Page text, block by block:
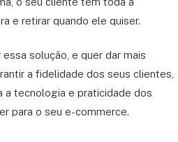
e retirar quando ele quiser.
solução, e quer dar mais
a fidelidade dos seus clientes,
tecnologia e praticidade dos
para o seu e-commerce.